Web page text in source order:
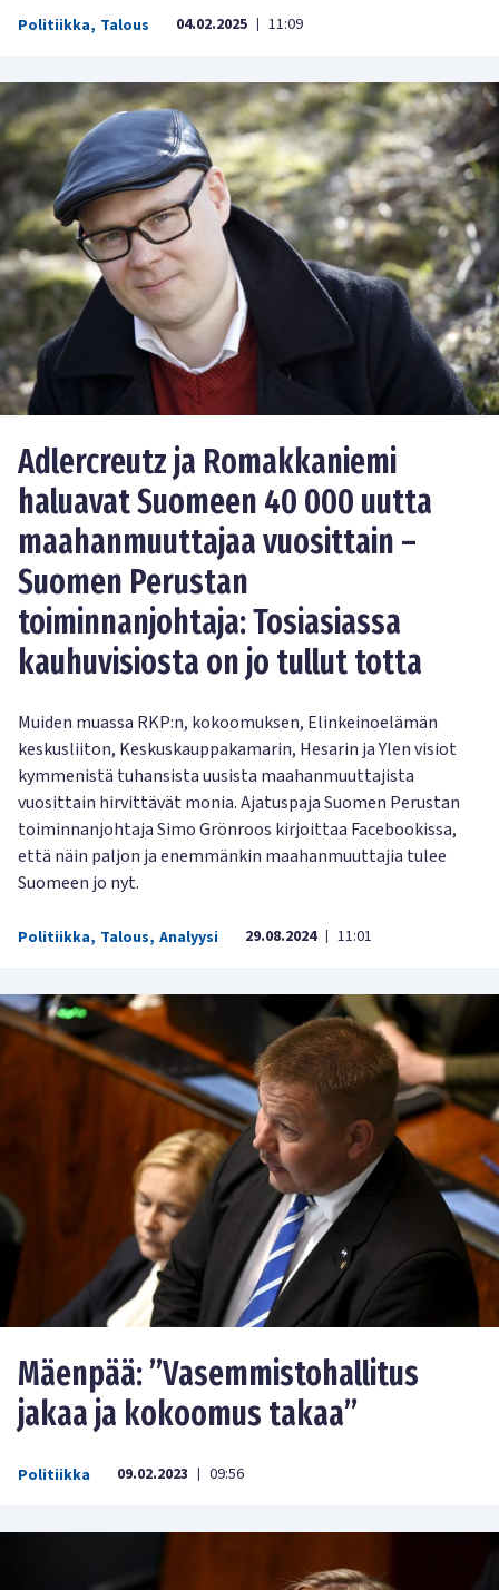
Politiikka, Talous 04.02.2025 | 11:09
Adlercreutz ja Romakkaniemi
haluavat Suomeen 40 000 uutta
maahanmuuttajaa vuosittain –
Suomen Perustan
toiminnanjohtaja: Tosiasiassa
kauhuvisiosta on jo tullut totta
Muiden muassa RKP:n, kokoomuksen, Elinkeinoelämän
keskusliiton, Keskuskauppakamarin, Hesarin ja Ylen visiot
kymmenistä tuhansista uusista maahanmuuttajista
vuosittain hirvittävät monia. Ajatuspaja Suomen Perustan
toiminnanjohtaja Simo Grönroos kirjoittaa Facebookissa,
että näin paljon ja enemmänkin maahanmuuttajia tulee
Suomeen jo nyt.
Politiikka, Talous, Analyysi 29.08.2024 | 11:01
Mäenpää: ”Vasemmistohallitus
jakaa ja kokoomus takaa”
Politiikka 09.02.2023 | 09:56